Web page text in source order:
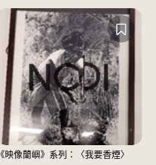
《映像蘭嶼》系列：〈我要香煙〉